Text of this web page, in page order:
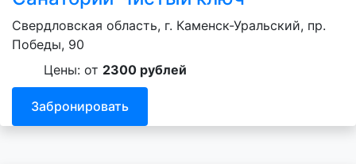
Свердловская область, г. Каменск-Уральский, пр.
Победы, 90
Цены: от 2300 рублей
Забронировать